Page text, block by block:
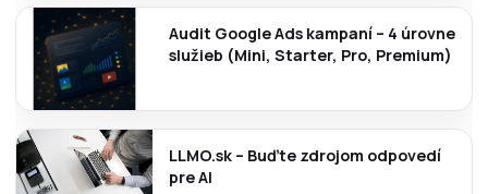
Audit Google Ads kampaní – 4 úrovne
služieb (Mini, Starter, Pro, Premium)
LLMO.sk – Buďte zdrojom odpovedí
pre AI